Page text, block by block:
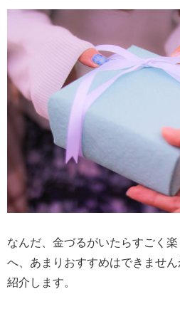
なんだ、金づるがいたらすごく
へ、あまりおすすめはできませ
紹介します。